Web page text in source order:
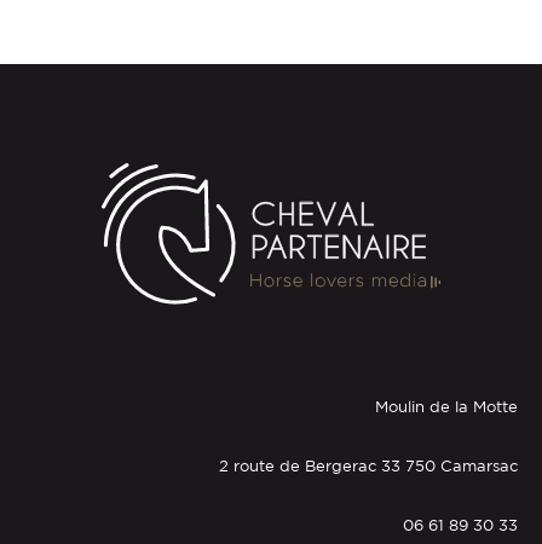
Moulin de la Motte
2 route de Bergerac 33 750 Camarsac
06 61 89 30 33